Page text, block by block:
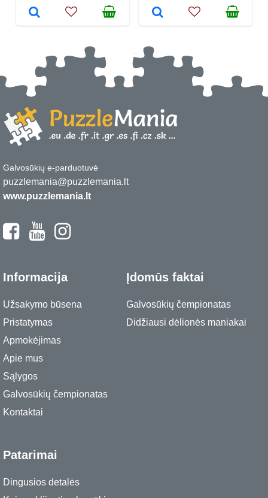
Galvosūkių e-parduotuvė
puzzlemania@puzzlemania.lt
www.puzzlemania.lt
Informacija
Užsakymo būsena
Pristatymas
Apmokėjimas
Apie mus
Sąlygos
Galvosūkių čempionatas
Kontaktai
Įdomūs faktai
Galvosūkių čempionatas
Didžiausi dėlionės maniakai
Patarimai
Dingusios detalės